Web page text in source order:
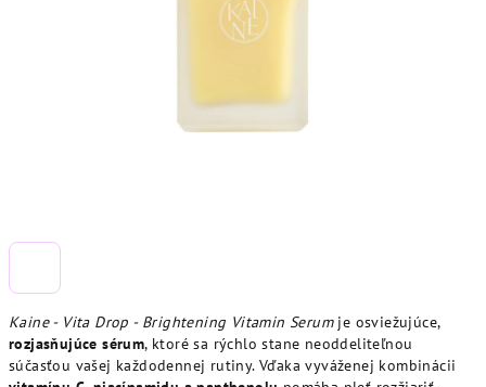
Kaine - Vita Drop - Brightening Vitamin Serumje osviežujúce,
rozjasňujúce sérum, ktoré sa rýchlo stane neoddeliteľnou
súčasťou vašej každodennej rutiny. Vďaka vyváženej kombinácii